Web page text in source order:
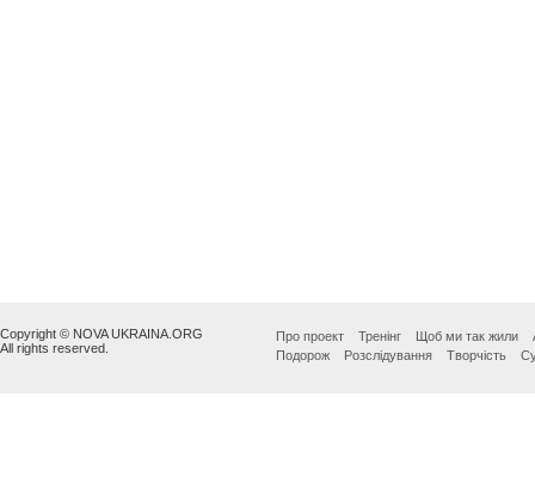
Copyright © NOVA UKRAINA.ORG
All rights reserved.
Про проект Тренінг Щоб ми так жили
Подорож
Розслідування Творчість